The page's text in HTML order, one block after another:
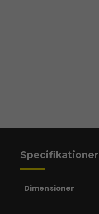
Specifikationer
Dimensioner